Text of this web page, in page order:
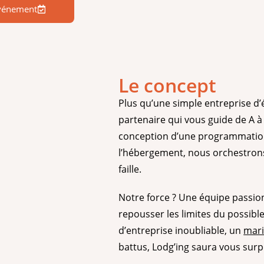
Le concept
Plus qu’une simple entreprise
partenaire qui vous guide de A
conception d’une
l’hébergement, nous
faille.
Notre force ? Une équipe
repousser les limites du
d’entreprise inoubliable, un
battus, Lodg’ing saura vous